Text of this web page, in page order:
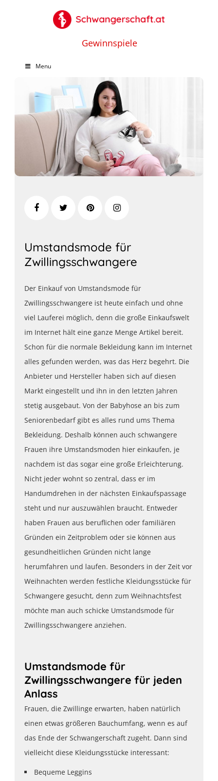
Gewinnspiele
Menu
Umstandsmode für
Zwillingsschwangere
Der Einkauf von Umstandsmode für
Zwillingsschwangere ist heute einfach und ohne
viel Lauferei möglich, denn die große Einkaufswelt
im Internet hält eine ganze Menge Artikel bereit.
Schon für die normale Bekleidung kann im Internet
alles gefunden werden, was das Herz begehrt. Die
Anbieter und Hersteller haben sich auf diesen
Markt eingestellt und ihn in den letzten Jahren
stetig ausgebaut. Von der Babyhose an bis zum
Seniorenbedarf gibt es alles rund ums Thema
Bekleidung. Deshalb können auch schwangere
Frauen ihre Umstandsmoden hier einkaufen, je
nachdem ist das sogar eine große Erleichterung.
Nicht jeder wohnt so zentral, dass er im
Handumdrehen in der nächsten Einkaufspassage
steht und nur auszuwählen braucht. Entweder
haben Frauen aus beruflichen oder familiären
Gründen ein Zeitproblem oder sie können aus
gesundheitlichen Gründen nicht lange
herumfahren und laufen. Besonders in der Zeit vor
Weihnachten werden festliche Kleidungsstücke für
Schwangere gesucht, denn zum Weihnachtsfest
möchte man auch schicke Umstandsmode für
Zwillingsschwangere anziehen.
Umstandsmode für
Zwillingsschwangere für jeden
Anlass
Frauen, die Zwillinge erwarten, haben natürlich
einen etwas größeren Bauchumfang, wenn es auf
das Ende der Schwangerschaft zugeht. Dann sind
vielleicht diese Kleidungsstücke interessant:
Bequeme Leggins